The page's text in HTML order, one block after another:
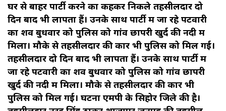
घर से बाहर पार्टी करने का कहकर निकले तहसीलदार दो
दिन बाद भी लापता हैं। उनके साथ पार्टी में जा रहे पटवारी
का शव बुधवार को पुलिस को गांव छापरी खुर्द की नदी में
मिला। मौके से तहसीलदार की कार भी पुलिस को मिल गई।
तहसीलदार दो दिन बाद भी लापता हैं। उनके साथ पार्टी में
जा रहे पटवारी का शव बुधवार को पुलिस को गांव छापरी
खुर्द की नदी में मिला। मौके से तहसीलदार की कार भी
पुलिस को मिल गई। घटना एमपी के सिहोर जिले की है।